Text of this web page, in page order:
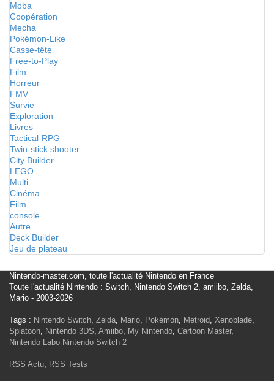
Moba
Coopération
Mecha
Pokémon-Like
Casse-tête
Free-to-Play
Film
Horreur
FMV
Survie
Exploration
Livres
Tactical-RPG
Twin-stick shooter
City Builder
LEGO
Multi
Cinéma
Film
console
Autre
Deck Builder
Jeu de plateau
Nintendo-master.com, toute l'actualité Nintendo en France
Toute l'actualité Nintendo : Switch, Nintendo Switch 2, amiibo, Zelda,
Mario - 2003-2026
Tags : Nintendo Switch, Zelda, Mario, Pokémon, Metroid, Xenoblade,
Splatoon, Nintendo 3DS, Amiibo, My Nintendo, Cartoon Master,
Nintendo Labo Nintendo Switch 2
RSS Actu, RSS Tests